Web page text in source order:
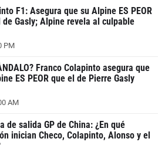
F1: Asegura que su Alpine ES PEOR
de Gasly; Alpine revela al culpable
PM
Franco Colapinto asegura que
ES PEOR que el de Pierre Gasly
AM
de salida GP de China: ¿En qué
inician Checo, Colapinto, Alonso y el